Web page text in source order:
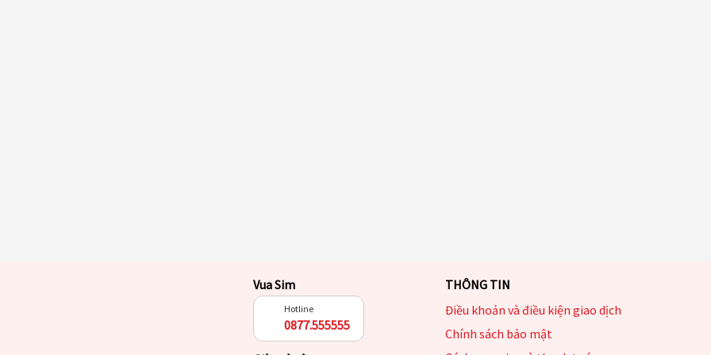
Vua Sim
Hotline
0877.555555
THÔNG TIN
Điều khoản và điều kiện giao dịch
Chính sách bảo mật